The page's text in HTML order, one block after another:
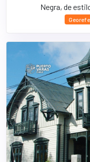
Negra, de